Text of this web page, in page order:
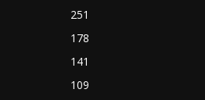
251
178
141
109